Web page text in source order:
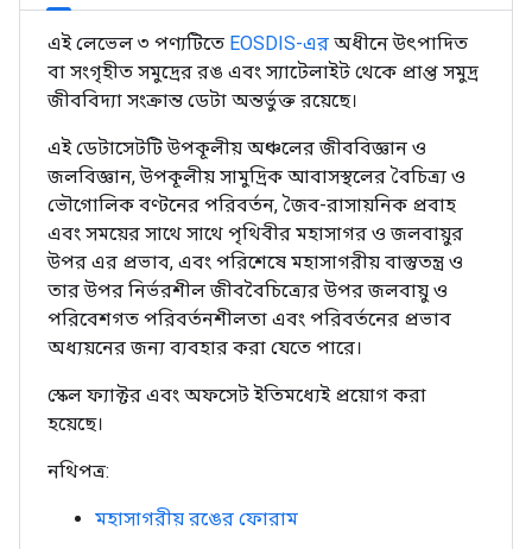
এই লেভেল ৩ পণ্যটিতে EOSDIS-এর অধীনে উৎপাদিত
বা সংগৃহীত সমুদ্রের রঙ এবং স্যাটেলাইট থেকে প্রাপ্ত সমুদ্র
জীববিদ্যা সংক্রান্ত ডেটা অন্তর্ভুক্ত রয়েছে।
এই ডেটাসেটটি উপকূলীয় অঞ্চলের জীববিজ্ঞান ও
জলবিজ্ঞান, উপকূলীয় সামুদ্রিক আবাসস্থলের বৈচিত্র্য ও
ভৌগোলিক বণ্টনের পরিবর্তন, জৈব-রাসায়নিক প্রবাহ
এবং সময়ের সাথে সাথে পৃথিবীর মহাসাগর ও জলবায়ুর
উপর এর প্রভাব, এবং পরিশেষে মহাসাগরীয় বাস্তুতন্ত্র ও
তার উপর নির্ভরশীল জীববৈচিত্র্যের উপর জলবায়ু ও
পরিবেশগত পরিবর্তনশীলতা এবং পরিবর্তনের প্রভাব
অধ্যয়নের জন্য ব্যবহার করা যেতে পারে।
স্কেল ফ্যাক্টর এবং অফসেট ইতিমধ্যেই প্রয়োগ করা
হয়েছে।
নথিপত্র:
মহাসাগরীয় রঙের ফোরাম